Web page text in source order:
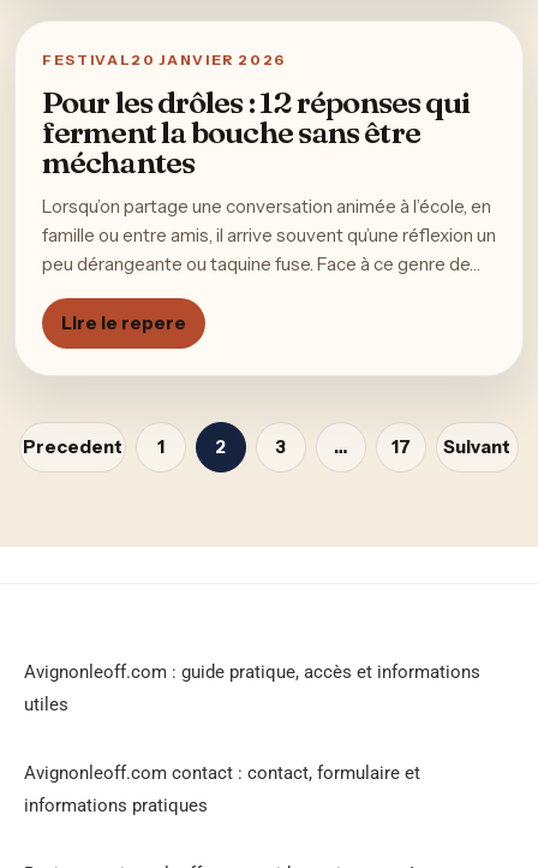
FESTIVAL 20 JANVIER 2026
Pour les drôles : 12 réponses qui
ferment la bouche sans être
méchantes
Lorsqu’on partage une conversation animée à l’école, en
famille ou entre amis, il arrive souvent qu’une réflexion un
peu dérangeante ou taquine fuse. Face à ce genre de…
Lire le repere
Precedent 1 2 3 … 17 Suivant
Avignonleoff.com : guide pratique, accès et informations
utiles
Avignonleoff.com contact : contact, formulaire et
informations pratiques